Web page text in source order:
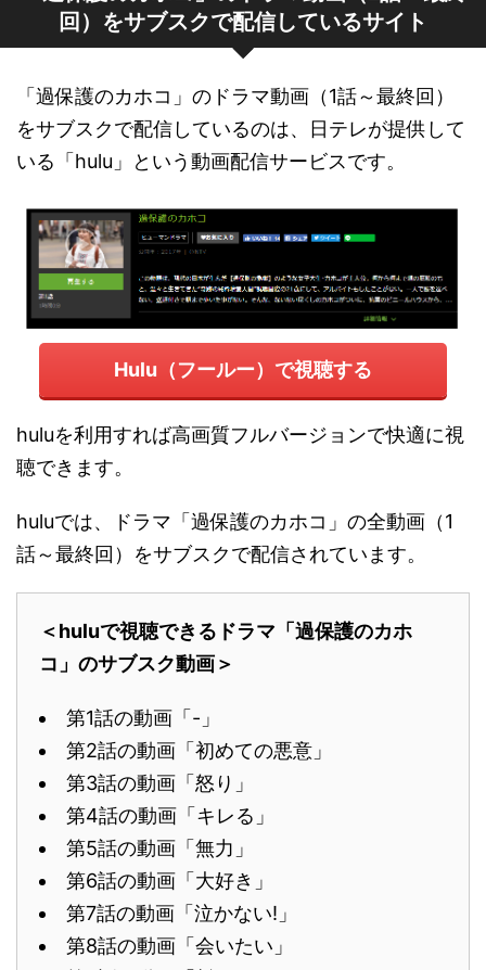
回）をサブスクで配信しているサイト
「過保護のカホコ」のドラマ動画（1話～最終回）
をサブスクで配信しているのは、日テレが提供して
いる「hulu」という動画配信サービスです。
Hulu（フールー）で視聴する
huluを利用すれば高画質フルバージョンで快適に視
聴できます。
huluでは、ドラマ「過保護のカホコ」の全動画（1
話～最終回）をサブスクで配信されています。
＜huluで視聴できるドラマ「過保護のカホ
コ」のサブスク動画＞
第1話の動画「-」
第2話の動画「初めての悪意」
第3話の動画「怒り」
第4話の動画「キレる」
第5話の動画「無力」
第6話の動画「大好き」
第7話の動画「泣かない!」
第8話の動画「会いたい」